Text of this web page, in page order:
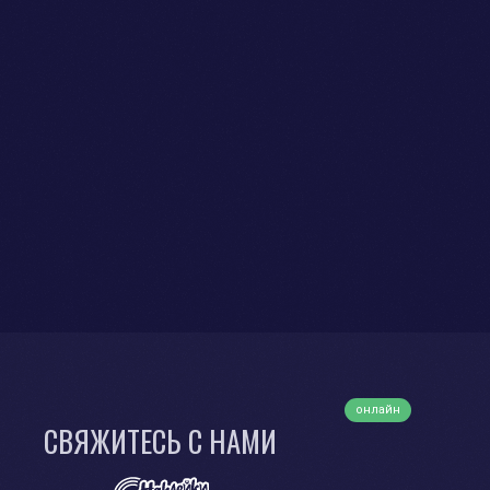
онлайн
СВЯЖИТЕСЬ С НАМИ